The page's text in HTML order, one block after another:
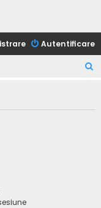
Autentificare
t